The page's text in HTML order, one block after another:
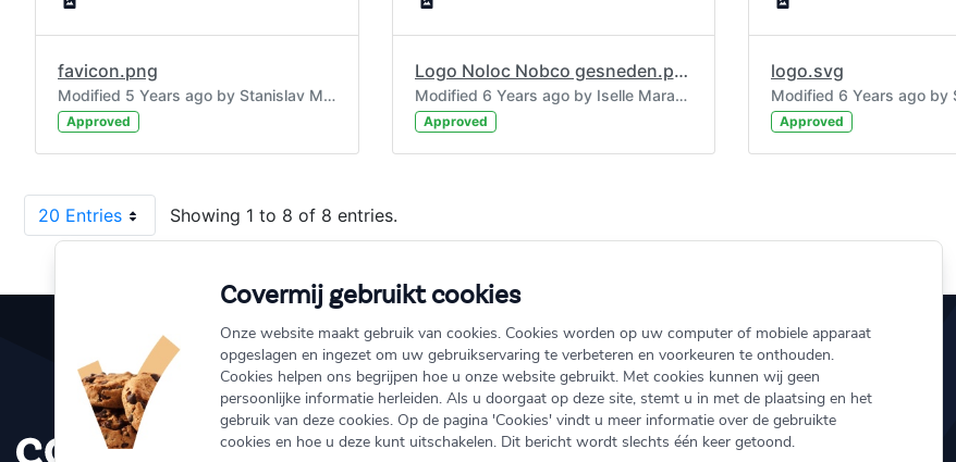
favicon.png
Modified 5 Years ago by Stanislav Moskalenko.
Approved
Logo Noloc Nobco gesneden.png
Modified 6 Years ago by Iselle Maramaros.
Approved
logo.svg
Approved
20 EntriesPer Page Showing 1 to 8 of 8 entries.
info@covermij.nl
010 333 1151
Over ons
Schade melden
Covermij gebruikt cookies
Onze website maakt gebruik van cookies. Cookies worden op uw computer of mobiele apparaat
opgeslagen en ingezet om uw gebruikservaring te verbeteren en voorkeuren te onthouden.
Cookies helpen ons begrijpen hoe u onze website gebruikt. Met cookies kunnen wij geen
persoonlijke informatie herleiden. Als u doorgaat op deze site, stemt u in met de plaatsing en het
gebruik van deze cookies. Op de pagina 'Cookies' vindt u meer informatie over de gebruikte
cookies en hoe u deze kunt uitschakelen. Dit bericht wordt slechts één keer getoond.